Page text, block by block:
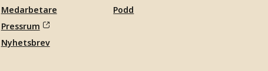
Medarbetare
Pressrum
Nyhetsbrev
Podd